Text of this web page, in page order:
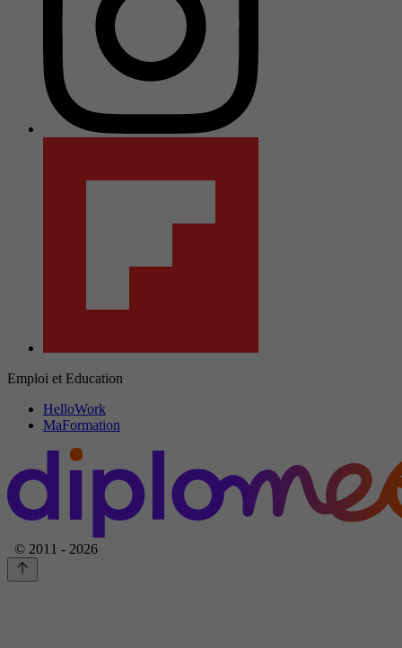
Emploi et Education
HelloWork
MaFormation
© 2011 - 2026